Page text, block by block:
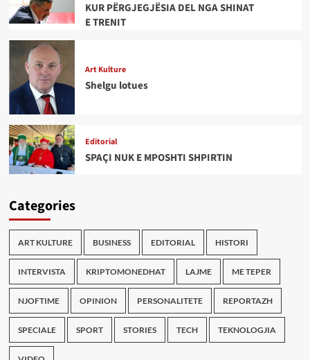
KUR PËRGJEGJËSIA DEL NGA SHINAT
E TRENIT
Art Kulture
Shelgu lotues
Editorial
SPAÇI NUK E MPOSHTI SHPIRTIN
Categories
ART KULTURE BUSINESS EDITORIAL HISTORI
INTERVISTA KRIPTOMONEDHAT LAJME ME TEPER
NJOFTIME OPINION PERSONALITETE REPORTAZH
SPECIALE SPORT STORIES TECH TEKNOLOGJIA